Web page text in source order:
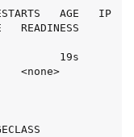
1h" ]
false
AGE   IP
READINESS
19s
<none>